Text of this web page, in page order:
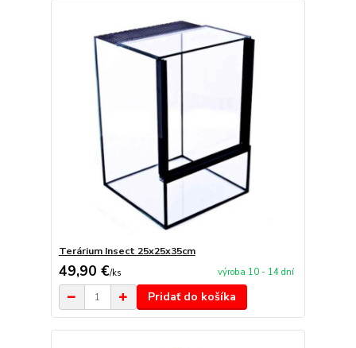
Terárium Insect 25x25x35cm
49,90 €/ks výroba 10 - 14 dní
Pridať do košíka